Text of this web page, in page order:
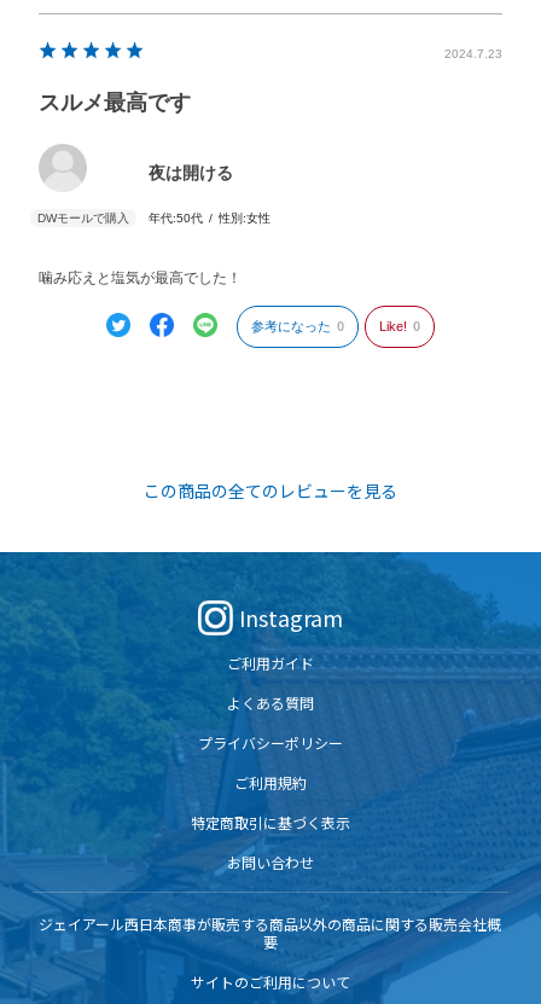
2024.7.23
スルメ最高です
夜は開ける
年代:50代 性別:女性
噛み応えと塩気が最高でした！
参考になった 0 Like! 0
この商品の全てのレビューを見る
Instagram
ご利用ガイド
よくある質問
プライバシーポリシー
ご利用規約
特定商取引に基づく表示
お問い合わせ
ジェイアール西日本商事が販売する商品以外の商品に関する販売会社概
要
サイトのご利用について